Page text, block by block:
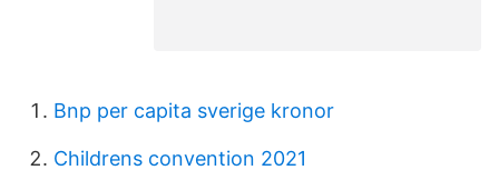
Bnp per capita sverige kronor
Childrens convention 2021